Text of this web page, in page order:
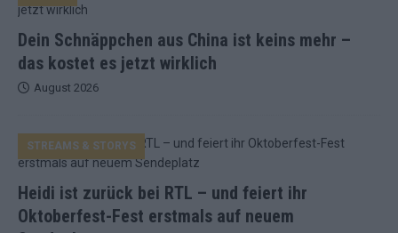
Dein Schnäppchen aus China ist keins mehr –
das kostet es jetzt wirklich
August 2026
Heidi ist zurück bei RTL – und feiert ihr
Oktoberfest-Fest erstmals auf neuem
STREAMS & STORYS